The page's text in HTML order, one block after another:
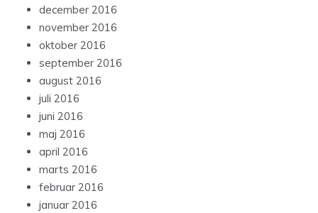
december 2016
november 2016
oktober 2016
september 2016
august 2016
juli 2016
juni 2016
maj 2016
april 2016
marts 2016
februar 2016
januar 2016